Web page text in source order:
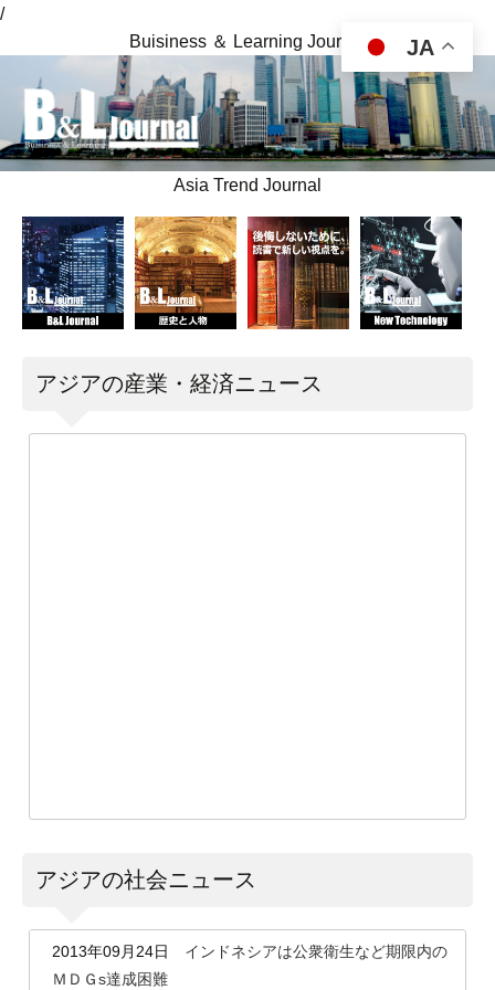
/
Buisiness ＆ Learning Journal
Asia Trend Journal
アジアの産業・経済ニュース
アジアの社会ニュース
2013年09月24日 インドネシアは公衆衛生など期限内の
ＭＤＧs達成困難
JA